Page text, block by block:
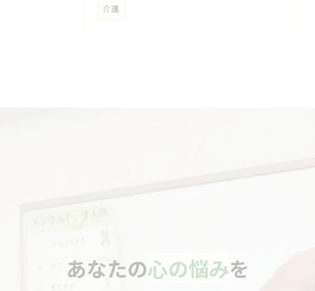
介護
あなたの心の悩みを